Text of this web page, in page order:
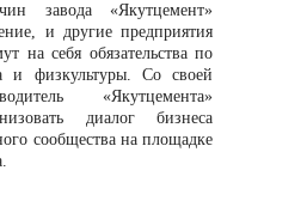
завода «Якутцемент»
и другие предприятия
на себя обязательства по
и физкультуры. Со своей
«Якутцемента»
диалог бизнеса
сообщества на площадке